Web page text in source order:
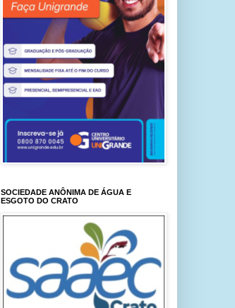
SOCIEDADE ANÔNIMA DE ÁGUA E
ESGOTO DO CRATO